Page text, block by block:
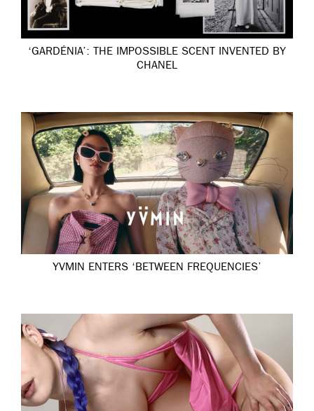
‘GARDÉNIA’: THE IMPOSSIBLE SCENT INVENTED BY
CHANEL
YVMIN ENTERS ‘BETWEEN FREQUENCIES’